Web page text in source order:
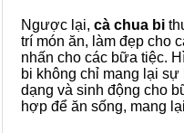
Ngược lại, cà chua bi
trí món ăn, làm đẹp cho
nhấn cho các bữa tiệc.
bi không chỉ mang lại
dạng và sinh động cho
hợp để ăn sống, mang